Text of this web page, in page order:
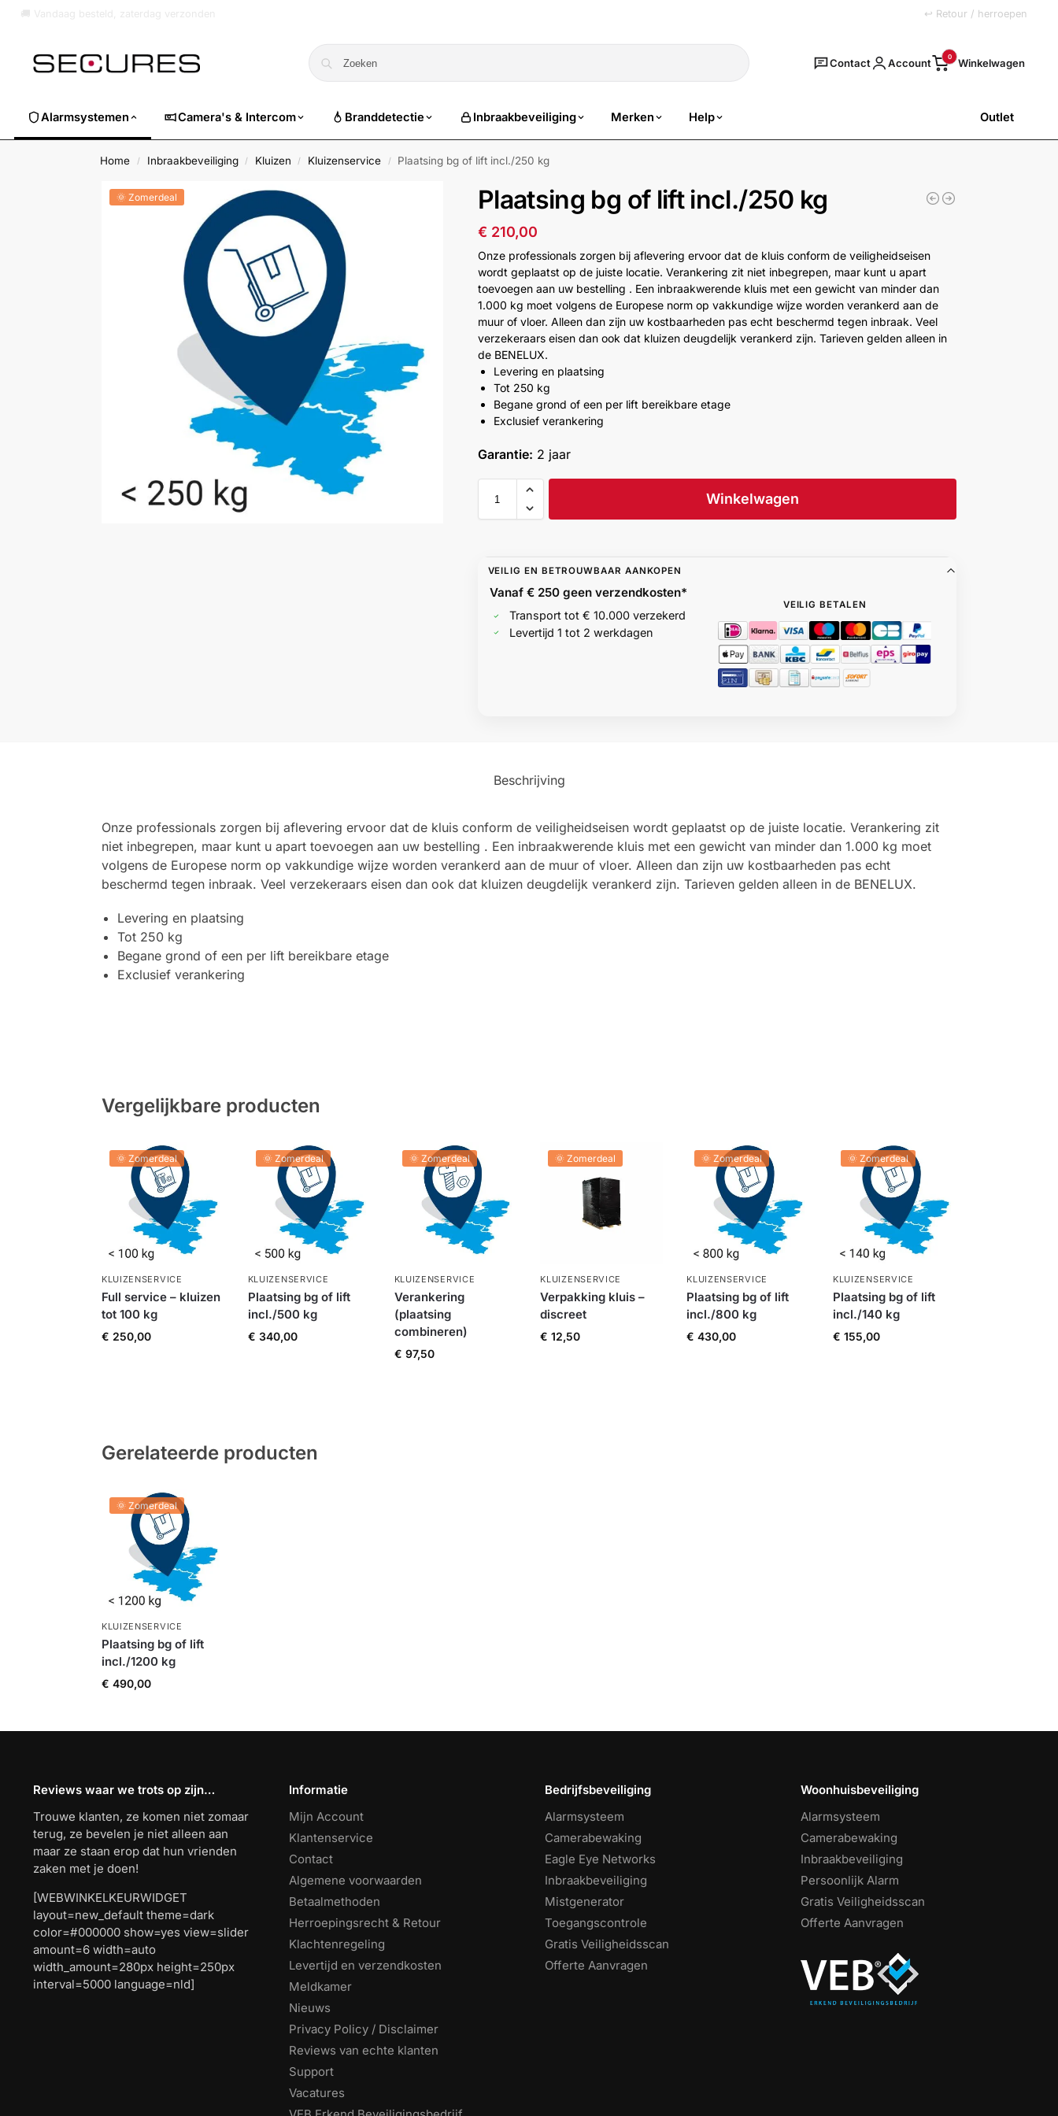
↩ Retour / herroepen
Zoeken
Contact Account 0
Alarmsystemen Camera's & Intercom Branddetectie Inbraakbeveiliging Merken Help Outlet
Home / Inbraakbeveiliging / Kluizen / Kluizenservice / Plaatsing bg of lift incl./250 kg
🌞 Zomerdeal Plaatsing bg of lift incl./250 kg
€ 210,00
Onze professionals zorgen bij aflevering ervoor dat de kluis conform de veiligheidseisen
wordt geplaatst op de juiste locatie. Verankering zit niet inbegrepen, maar kunt u apart
toevoegen aan uw bestelling . Een inbraakwerende kluis met een gewicht van minder dan
1.000 kg moet volgens de Europese norm op vakkundige wijze worden verankerd aan de
muur of vloer. Alleen dan zijn uw kostbaarheden pas echt beschermd tegen inbraak. Veel
verzekeraars eisen dan ook dat kluizen deugdelijk verankerd zijn. Tarieven gelden alleen in
de BENELUX.
Levering en plaatsing
Tot 250 kg
Begane grond of een per lift bereikbare etage
Exclusief verankering
Garantie: 2 jaar
Winkelwagen
VEILIG EN BETROUWBAAR AANKOPEN
Vanaf € 250 geenverzendkosten*
Transport tot € 10.000 verzekerd
Levertijd 1 tot 2 werkdagen
VEILIG BETALEN
Beschrijving
Onze professionals zorgen bij aflevering ervoor dat de kluis conform de veiligheidseisen wordt geplaatst op de juiste locatie. Verankering zit
niet inbegrepen, maar kunt u apart toevoegen aan uw bestelling . Een inbraakwerende kluis met een gewicht van minder dan 1.000 kg moet
volgens de Europese norm op vakkundige wijze worden verankerd aan de muur of vloer. Alleen dan zijn uw kostbaarheden pas echt
beschermd tegen inbraak. Veel verzekeraars eisen dan ook dat kluizen deugdelijk verankerd zijn. Tarieven gelden alleen in de BENELUX.
Levering en plaatsing
Tot 250 kg
Begane grond of een per lift bereikbare etage
Exclusief verankering
Vergelijkbare producten
🌞 Zomerdeal
KLUIZENSERVICE
Full service – kluizen
tot 100 kg
€ 250,00
🌞 Zomerdeal
KLUIZENSERVICE
Plaatsing bg of lift
incl./500 kg
€ 340,00
🌞 Zomerdeal
KLUIZENSERVICE
Verankering
(plaatsing
combineren)
€ 97,50
🌞 Zomerdeal
KLUIZENSERVICE
Verpakking kluis –
discreet
€ 12,50
🌞 Zomerdeal
KLUIZENSERVICE
Plaatsing bg of lift
incl./800 kg
€ 430,00
🌞 Zomerdeal
KLUIZENSERVICE
Plaatsing bg of lift
incl./140 kg
€ 155,00
Gerelateerde producten
🌞 Zomerdeal
KLUIZENSERVICE
Plaatsing bg of lift
incl./1200 kg
€ 490,00
Reviews waar we trots op zijn…
Trouwe klanten, ze komen niet zomaar
terug, ze bevelen je niet alleen aan
maar ze staan erop dat hun vrienden
zaken met je doen!
[WEBWINKELKEURWIDGET
layout=new_default theme=dark
color=#000000 show=yes view=slider
amount=6 width=auto
width_amount=280px height=250px
interval=5000 language=nld]
Informatie
Mijn Account
Klantenservice
Contact
Algemene voorwaarden
Betaalmethoden
Herroepingsrecht & Retour
Klachtenregeling
Levertijd en verzendkosten
Meldkamer
Nieuws
Privacy Policy / Disclaimer
Reviews van echte klanten
Support
Vacatures
Bedrijfsbeveiliging
Alarmsysteem
Camerabewaking
Eagle Eye Networks
Inbraakbeveiliging
Mistgenerator
Toegangscontrole
Gratis Veiligheidsscan
Offerte Aanvragen
Woonhuisbeveiliging
Alarmsysteem
Camerabewaking
Inbraakbeveiliging
Persoonlijk Alarm
Gratis Veiligheidsscan
Offerte Aanvragen